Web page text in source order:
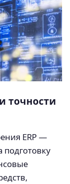
точности
ERP —